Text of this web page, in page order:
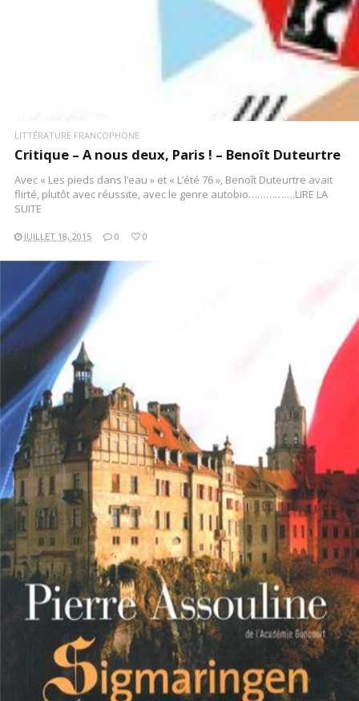
LITTÉRATURE FRANCOPHONE
Critique – A nous deux, Paris ! – Benoît Duteurtre
Avec « Les pieds dans l’eau » et « L’été 76 », Benoît Duteurtre avait
flirté, plutôt avec réussite, avec le genre autobio…………….LIRE LA
SUITE
JUILLET 18, 2015 0 0
LIRE LA SUITE